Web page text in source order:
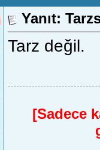
Yanıt:
Tarz değil.
[Sadece